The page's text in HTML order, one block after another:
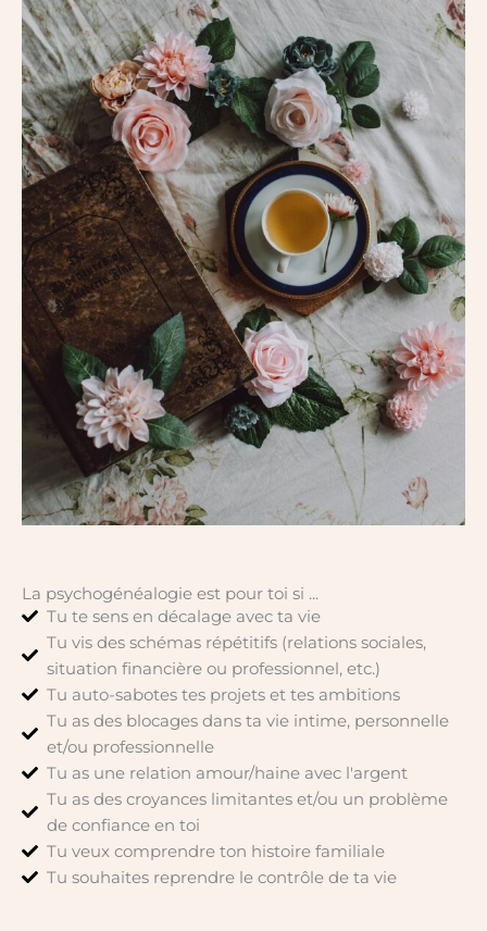
La psychogénéalogie est pour toi si ...
Tu te sens en décalage avec ta vie
Tu vis des schémas répétitifs (relations sociales,
situation financière ou professionnel, etc.)
Tu auto-sabotes tes projets et tes ambitions
Tu as des blocages dans ta vie intime, personnelle
et/ou professionnelle
Tu as une relation amour/haine avec l'argent
Tu as des croyances limitantes et/ou un problème
de confiance en toi
Tu veux comprendre ton histoire familiale
Tu souhaites reprendre le contrôle de ta vie